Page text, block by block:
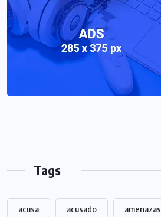
Tags
acusa acusado amenazas